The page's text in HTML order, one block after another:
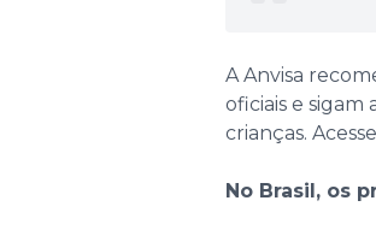
A Anvisa
oficiais e
crianças.
No Brasil, os